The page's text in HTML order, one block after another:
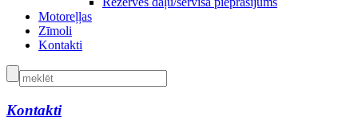
Motoreļļas
Zīmoli
Kontakti
Kontakti